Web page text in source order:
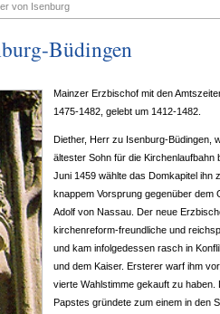
von Isenburg
Büdingen
Mainzer Erzbischof mit den
1475-1482, gelebt um 1412-1482.
Diether, Herr zu Isenburg-Büdingen,
ältester Sohn für die Kirchenlaufbahn
Juni 1459 wählte das Domkapitel ihn
knappem Vorsprung gegenüber dem
Adolf von Nassau. Der neue
kirchenreform-freundliche und
und kam infolgedessen rasch in
und dem Kaiser. Ersterer warf ihm
vierte Wahlstimme gekauft zu haben.
Papstes gründete zum einem in den